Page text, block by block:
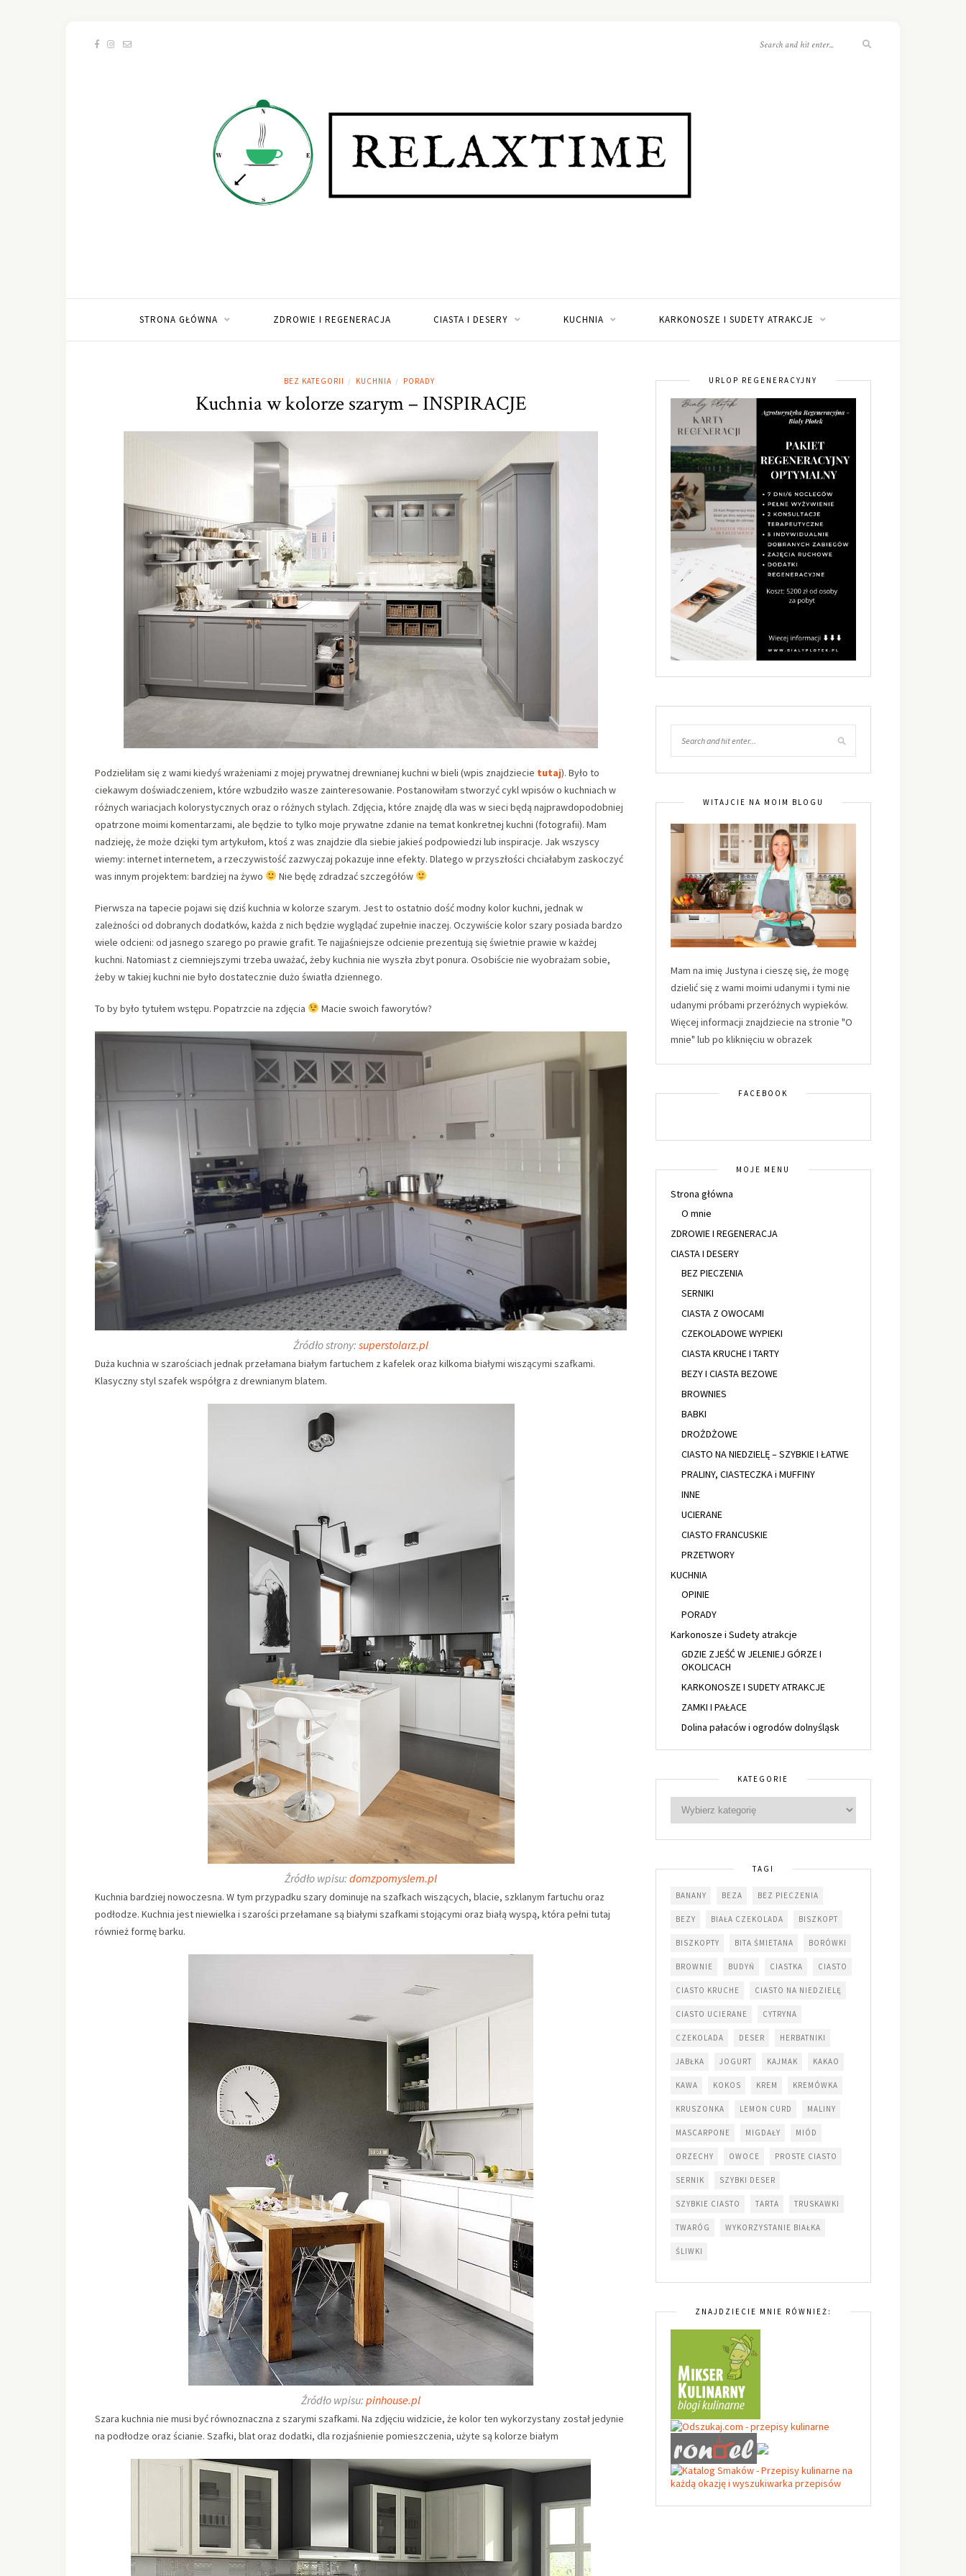
STRONA GŁÓWNA ZDROWIE I REGENERACJA CIASTA I DESERY KUCHNIA KARKONOSZE I SUDETY ATRAKCJE
BEZ KATEGORII / KUCHNIA / PORADY
Kuchnia w kolorze szarym – INSPIRACJE
Podzieliłam się z wami kiedyś wrażeniami z mojej prywatnej drewnianej kuchni w bieli (wpis znajdziecie tutaj). Było to
ciekawym doświadczeniem, które wzbudziło wasze zainteresowanie. Postanowiłam stworzyć cykl wpisów o kuchniach w
różnych wariacjach kolorystycznych oraz o różnych stylach. Zdjęcia, które znajdę dla was w sieci będą najprawdopodobniej
opatrzone moimi komentarzami, ale będzie to tylko moje prywatne zdanie na temat konkretnej kuchni (fotografii). Mam
nadzieję, że może dzięki tym artykułom, ktoś z was znajdzie dla siebie jakieś podpowiedzi lub inspiracje. Jak wszyscy
wiemy: internet internetem, a rzeczywistość zazwyczaj pokazuje inne efekty. Dlatego w przyszłości chciałabym zaskoczyć
was innym projektem: bardziej na żywo
Nie będę zdradzać szczegółów
Pierwsza na tapecie pojawi się dziś kuchnia w kolorze szarym. Jest to ostatnio dość modny kolor kuchni, jednak w
zależności od dobranych dodatków, każda z nich będzie wyglądać zupełnie inaczej. Oczywiście kolor szary posiada bardzo
wiele odcieni: od jasnego szarego po prawie grafit. Te najjaśniejsze odcienie prezentują się świetnie prawie w każdej
kuchni. Natomiast z ciemniejszymi trzeba uważać, żeby kuchnia nie wyszła zbyt ponura. Osobiście nie wyobrażam sobie,
żeby w takiej kuchni nie było dostatecznie dużo światła dziennego.
To by było tytułem wstępu. Popatrzcie na zdjęcia Macie swoich faworytów?
Źródło strony: superstolarz.pl
Duża kuchnia w szarościach jednak przełamana białym fartuchem z kafelek oraz kilkoma białymi wiszącymi szafkami.
Klasyczny styl szafek współgra z drewnianym blatem.
Źródło wpisu: domzpomyslem.pl
Kuchnia bardziej nowoczesna. W tym przypadku szary dominuje na szafkach wiszących, blacie, szklanym fartuchu oraz
podłodze. Kuchnia jest niewielka i szarości przełamane są białymi szafkami stojącymi oraz białą wyspą, która pełni tutaj
również formę barku.
Źródło wpisu: pinhouse.pl
Szara kuchnia nie musi być równoznaczna z szarymi szafkami. Na zdjęciu widzicie, że kolor ten wykorzystany został jedynie
na podłodze oraz ścianie. Szafki, blat oraz dodatki, dla rozjaśnienie pomieszczenia, użyte są kolorze białym
URLOP REGENERACYJNY
WITAJCIE NA MOIM BLOGU
Mam na imię Justyna i cieszę się, że mogę
dzielić się z wami moimi udanymi i tymi nie
udanymi próbami przeróżnych wypieków.
Więcej informacji znajdziecie na stronie "O
mnie" lub po kliknięciu w obrazek
FACEBOOK
MOJE MENU
Strona główna
O mnie
ZDROWIE I REGENERACJA
CIASTA I DESERY
BEZ PIECZENIA
SERNIKI
CIASTA Z OWOCAMI
CZEKOLADOWE WYPIEKI
CIASTA KRUCHE I TARTY
BEZY I CIASTA BEZOWE
BROWNIES
BABKI
DROŻDŻOWE
CIASTO NA NIEDZIELĘ – SZYBKIE I ŁATWE
PRALINY, CIASTECZKA i MUFFINY
INNE
UCIERANE
CIASTO FRANCUSKIE
PRZETWORY
KUCHNIA
OPINIE
PORADY
Karkonosze i Sudety atrakcje
GDZIE ZJEŚĆ W JELENIEJ GÓRZE I
OKOLICACH
KARKONOSZE I SUDETY ATRAKCJE
ZAMKI I PAŁACE
Dolina pałaców i ogrodów dolnyśląsk
KATEGORIE
TAGI
BANANY BEZA BEZ PIECZENIA
BEZY BIAŁA CZEKOLADA BISZKOPT
BISZKOPTY BITA ŚMIETANA BORÓWKI
BROWNIE BUDYŃ CIASTKA CIASTO
CIASTO KRUCHE CIASTO NA NIEDZIELĘ
CIASTO UCIERANE CYTRYNA
CZEKOLADA DESER HERBATNIKI
JABŁKA JOGURT KAJMAK KAKAO
KAWA KOKOS KREM KREMÓWKA
KRUSZONKA LEMON CURD MALINY
MASCARPONE MIGDAŁY MIÓD
ORZECHY OWOCE PROSTE CIASTO
SERNIK SZYBKI DESER
SZYBKIE CIASTO TARTA TRUSKAWKI
TWARÓG WYKORZYSTANIE BIAŁKA
ŚLIWKI
ZNAJDZIECIE MNIE RÓWNIEŻ: